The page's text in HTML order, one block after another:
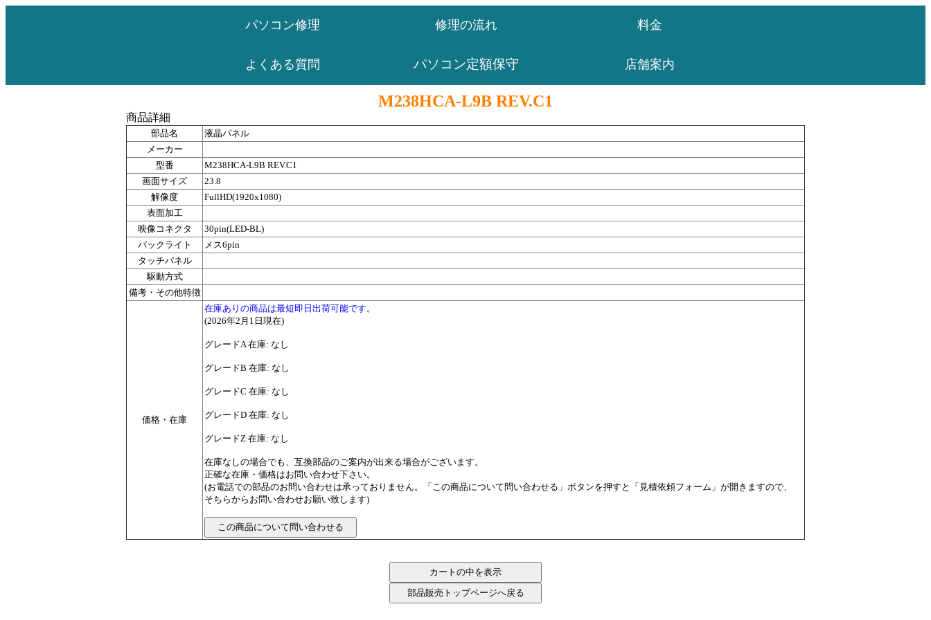
パソコン修理 修理の流れ 料金
よくある質問 パソコン定額保守 店舗案内
M238HCA-L9B REV.C1
商品詳細
部品名
液晶パネル
メーカー
型番
M238HCA-L9B REV.C1
画面サイズ
23.8
解像度
FullHD(1920x1080)
表面加工
映像コネクタ
30pin(LED-BL)
バックライト
メス6pin
タッチパネル
駆動方式
備考・その他特徴
価格・在庫
在庫ありの商品は最短即日出荷可能です。
(2026年2月1日現在)
グレードA 在庫: なし
グレードB 在庫: なし
グレードC 在庫: なし
グレードD 在庫: なし
グレードZ 在庫: なし
在庫なしの場合でも、互換部品のご案内が出来る場合がございます。
正確な在庫・価格はお問い合わせ下さい。
(お電話での部品のお問い合わせは承っておりません。「この商品について問い合わせる」ボタンを押すと「見積依頼フォーム」が開きますので、
そちらからお問い合わせお願い致します)